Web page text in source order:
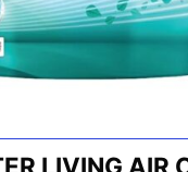
LIVING AIR